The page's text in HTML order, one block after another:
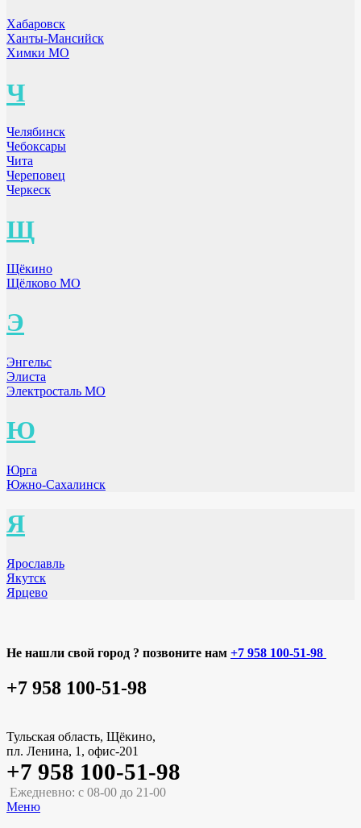
Хабаровск
Ханты-Мансийск
Химки МО
Ч
Челябинск
Чебоксары
Чита
Череповец
Черкеск
Щ
Щёкино
Щёлково МО
Э
Энгельс
Элиста
Электросталь МО
Ю
Юрга
Южно-Сахалинск
Я
Ярославль
Якутск
Ярцево
Не нашли свой город ? позвоните нам +7 958 100-51-98
+7 958 100-51-98
Тульская область, Щёкино,
пл. Ленина, 1, офис-201
+7 958 100-51-98
Ежедневно: с 08-00 до 21-00
Меню